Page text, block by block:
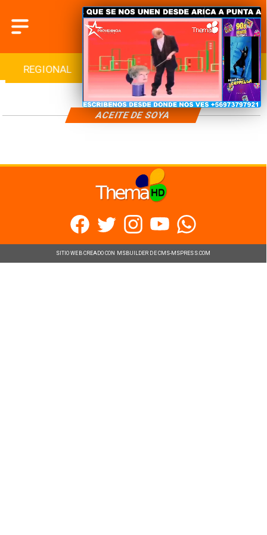
REGIONAL INTERNACIONAL DEPORTES
ACEITE DE SOYA
SITIO WEB CREADO CON MSBUILDER DE CMS-MSPRESS.COM